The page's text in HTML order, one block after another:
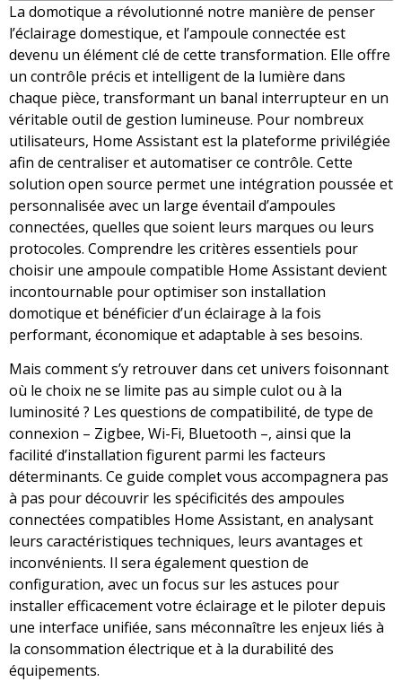
La domotique a révolutionné notre manière de penser
l’éclairage domestique, et l’ampoule connectée est
devenu un élément clé de cette transformation. Elle offre
un contrôle précis et intelligent de la lumière dans
chaque pièce, transformant un banal interrupteur en un
véritable outil de gestion lumineuse. Pour nombreux
utilisateurs, Home Assistant est la plateforme privilégiée
afin de centraliser et automatiser ce contrôle. Cette
solution open source permet une intégration poussée et
personnalisée avec un large éventail d’ampoules
connectées, quelles que soient leurs marques ou leurs
protocoles. Comprendre les critères essentiels pour
choisir une ampoule compatible Home Assistant devient
incontournable pour optimiser son installation
domotique et bénéficier d’un éclairage à la fois
performant, économique et adaptable à ses besoins.
Mais comment s’y retrouver dans cet univers foisonnant
où le choix ne se limite pas au simple culot ou à la
luminosité ? Les questions de compatibilité, de type de
connexion – Zigbee, Wi-Fi, Bluetooth –, ainsi que la
facilité d’installation figurent parmi les facteurs
déterminants. Ce guide complet vous accompagnera pas
à pas pour découvrir les spécificités des ampoules
connectées compatibles Home Assistant, en analysant
leurs caractéristiques techniques, leurs avantages et
inconvénients. Il sera également question de
configuration, avec un focus sur les astuces pour
installer efficacement votre éclairage et le piloter depuis
une interface unifiée, sans méconnaître les enjeux liés à
la consommation électrique et à la durabilité des
équipements.